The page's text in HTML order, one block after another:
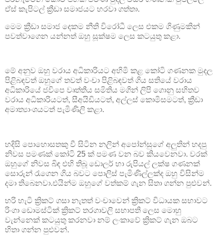
ඒ‍ස් කැපිටල් ක්‍රීඩා සමාජයට හරවා ගත්තා.
මෙම ක්‍රීඩා සමාජ දෙකම නීති විරෝධී ලෙස එකම ගිණුමකින්
පවත්වාගෙන යන්නත් ඔහු සූක්ෂම ලෙස කටයුතු කළා.
මේ අනුව ඔහු වරාය අධිකාරියට අහිමි කළ කෝටි ගණනක මුදල
පිළිබඳවත් ඔහුගේ තවත් වංචා පිළිබඳවත් ගිය සතියේ වරාය
අධිකාරියේ ජවිපෙ වෘත්තීය සමිතිය මගින් ලිපි ගොනු සහිතව
වරාය අධිකාරියටත්, සීඅයිඩියටත්, අල්ලස් කොමිසමටත්, ක්‍රීඩා
අමාත්‍යාංශයටත් පැමිණිලි කළා.
හදිසි පොහොසතකු වී සිටින නලින් අපෝන්සුගේ අලුතින් හදපු
නිවස පමණක් කෝටි 25 ක් පමණ වන බව කියවෙනවා. වරක්
ඔහුගේ නිවස බිඳ එහි තිබූ ඩොලර් හා රුපියල් ලක්ෂ ගණනක්
සොරුන් රැගෙන ගිය බවට පොලිස් පැමිණිල්ලක්ද ඔහු විසින්ම
දමා තිබෙනවා.එයින්ම ඔහුගේ වත්කම් ගැන සිතා ගන්න පුළුවන්.
හරි හැටි ක්‍රිකට් ගසා නැතත් වංචාවෙන් ක්‍රිකට් විධායක සභාවට
රිංගා ඩොමස්ටික් ක්‍රිකට් තරගාවලි සභාපති ලෙස මොහු
වැන්නෙක් කටයුතු කරනවා නම් ලංකාවේ ක්‍රිකට් ගැන ඔබට
හිතා ගන්න පුළුවන්.